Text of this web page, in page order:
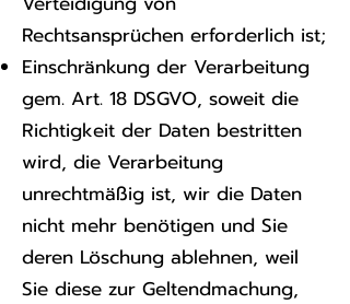
Rechtsansprüchen erforderlich ist;
Einschränkung der Verarbeitung
gem. Art. 18 DSGVO, soweit die
Richtigkeit der Daten bestritten
wird, die Verarbeitung
unrechtmäßig ist, wir die Daten
nicht mehr benötigen und Sie
deren Löschung ablehnen, weil
Sie diese zur Geltendmachung,